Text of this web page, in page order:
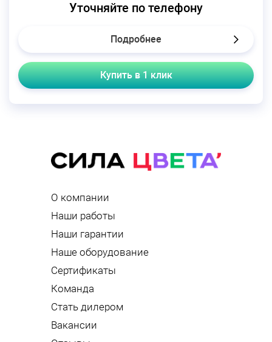
Уточняйте по телефону
Подробнее
Купить в 1 клик
О компании
Наши работы
Наши гарантии
Наше оборудование
Сертификаты
Команда
Стать дилером
Вакансии